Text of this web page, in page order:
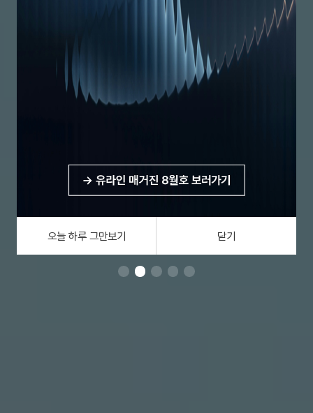
오늘 하루 그만보기 닫기